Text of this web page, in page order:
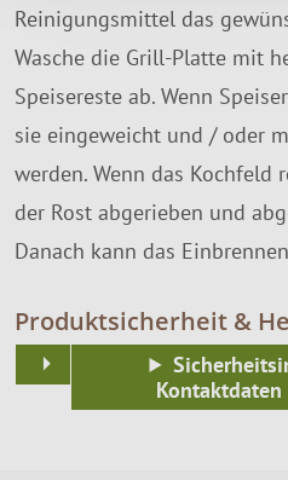
Reinigungsmittel das
Wasche die Grill-Platte mit
Speisereste ab. Wenn
sie eingeweicht und / oder
werden. Wenn das
der Rost abgerieben und
Danach kann das
Produktsicherheit &